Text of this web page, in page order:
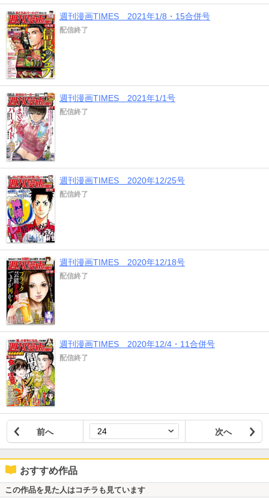
週刊漫画TIMES 2021年1/8・15合併号
配信終了
週刊漫画TIMES 2021年1/1号
配信終了
週刊漫画TIMES 2020年12/25号
配信終了
週刊漫画TIMES 2020年12/18号
配信終了
週刊漫画TIMES 2020年12/4・11合併号
配信終了
前へ 次へ
おすすめ作品
この作品を見た人はコチラも見ています